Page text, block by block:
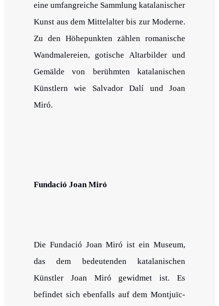
eine umfangreiche Sammlung katalanischer
Kunst aus dem Mittelalter bis zur Moderne.
Zu den Höhepunkten zählen romanische
Wandmalereien, gotische Altarbilder und
Gemälde von berühmten katalanischen
Künstlern wie Salvador Dalí und Joan
Miró.
Fundació Joan Miró
Die Fundació Joan Miró ist ein Museum,
das dem bedeutenden katalanischen
Künstler Joan Miró gewidmet ist. Es
befindet sich ebenfalls auf dem Montjuïc-